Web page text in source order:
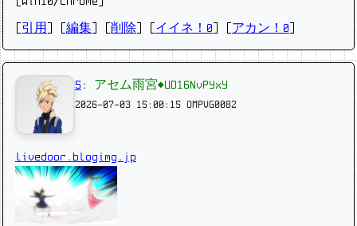
引用 編集 削除 イイネ！0 アカン！0
5 : アセム雨宮◆UD16NvPYxY
2026-07-03 15:00:15 OMPVG0082
livedoor.blogimg.jp